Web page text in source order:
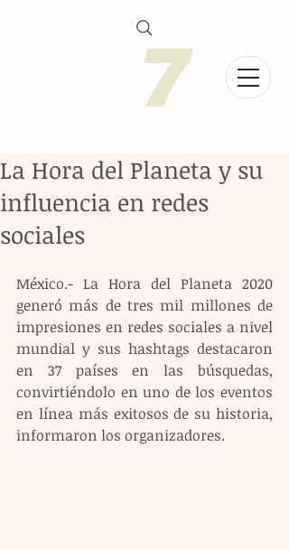
La Hora del Planeta y su
influencia en redes
sociales
México.- La Hora del Planeta 2020
generó más de tres mil millones de
impresiones en redes sociales a nivel
mundial y sus hashtags destacaron
en 37 países en las búsquedas,
convirtiéndolo en uno de los eventos
en línea más exitosos de su historia,
informaron los organizadores.